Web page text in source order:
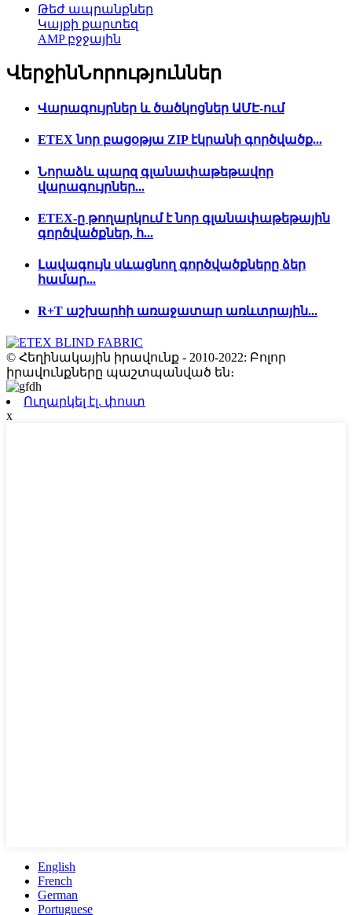
Թեժ ապրանքներ
Կայքի քարտեզ
AMP բջջային
ՎերջինՆորություններ
Վարագույրներ և ծածկոցներ ԱՄԷ-ում
ETEX նոր բացօթյա ZIP էկրանի գործվածք...
Նորաձև պարզ գլանափաթեթավոր
վարագույրներ...
ETEX-ը թողարկում է նոր գլանափաթեթային
գործվածքներ, հ...
Լավագույն սևացնող գործվածքները ձեր
համար...
R+T աշխարհի առաջատար առևտրային...
© Հեղինակային իրավունք - 2010-2022: Բոլոր
իրավունքները պաշտպանված են։
Ուղարկել էլ. փոստ
x
English
French
German
Portuguese